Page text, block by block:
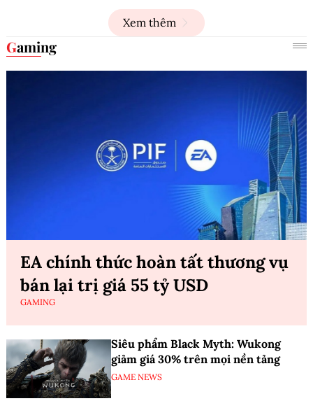
Xem thêm
Gaming
EA chính thức hoàn tất thương vụ
bán lại trị giá 55 tỷ USD
GAMING
Siêu phẩm Black Myth: Wukong
giảm giá 30% trên mọi nền tảng
GAME NEWS